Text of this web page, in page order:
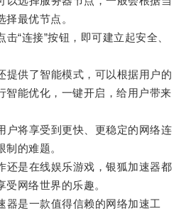
最优节点。
连接”按钮，即可建立起安全、
供了智能模式，可以根据用户的
智能优化，一键开启，给用户带来
将享受到更快、更稳定的网络连
的难题。
是在线娱乐游戏，银狐加速器都
网络世界的乐趣。
是一款值得信赖的网络加速工